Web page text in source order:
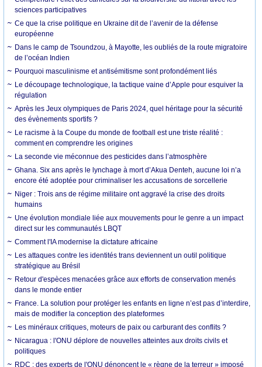
sciences participatives
Ce que la crise politique en Ukraine dit de l’avenir de la défense
européenne
Dans le camp de Tsoundzou, à Mayotte, les oubliés de la route migratoire
de l’océan Indien
Pourquoi masculinisme et antisémitisme sont profondément liés
Le découpage technologique, la tactique vaine d’Apple pour esquiver la
régulation
Après les Jeux olympiques de Paris 2024, quel héritage pour la sécurité
des évènements sportifs ?
Le racisme à la Coupe du monde de football est une triste réalité :
comment en comprendre les origines
La seconde vie méconnue des pesticides dans l’atmosphère
Ghana. Six ans après le lynchage à mort d’Akua Denteh, aucune loi n’a
encore été adoptée pour criminaliser les accusations de sorcellerie
Niger : Trois ans de régime militaire ont aggravé la crise des droits
humains
Une évolution mondiale liée aux mouvements pour le genre a un impact
direct sur les communautés LBQT
Comment l'IA modernise la dictature africaine
Les attaques contre les identités trans deviennent un outil politique
stratégique au Brésil
Retour d'espèces menacées grâce aux efforts de conservation menés
dans le monde entier
France. La solution pour protéger les enfants en ligne n’est pas d’interdire,
mais de modifier la conception des plateformes
Les minéraux critiques, moteurs de paix ou carburant des conflits ?
Nicaragua : l'ONU déplore de nouvelles atteintes aux droits civils et
politiques
RDC : des experts de l'ONU dénoncent le « règne de la terreur » imposé